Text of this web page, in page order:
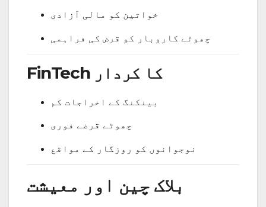
خواتین کو مالی آزادی
چھوٹے کاروبار کو قرض کی فراہمی
FinTech کا کردار
بینکنگ کے اخراجات کم
چھوٹے قرضے فوری
نوجوانوں کو روزگار کے مواقع
بلاک چین اور معیشت